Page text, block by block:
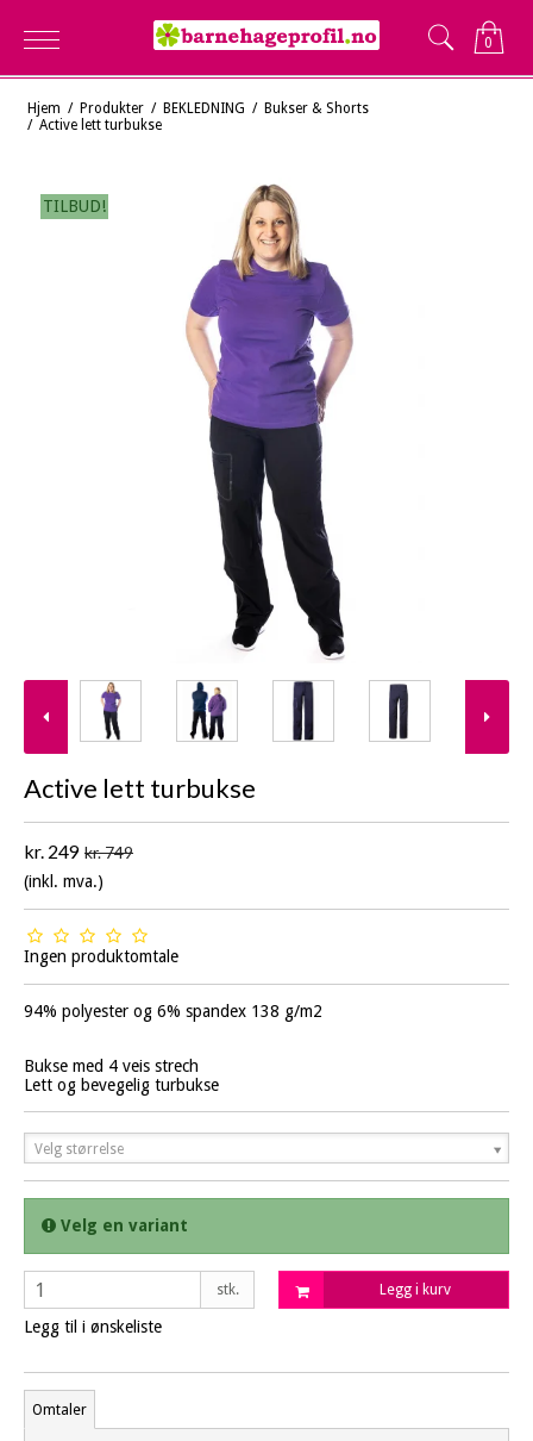
0
Hjem / Produkter / BEKLEDNING / Bukser & Shorts
/ Active lett turbukse
TILBUD!
Active lett turbukse
kr. 249 kr. 749
(inkl. mva.)
Ingen produktomtale
94% polyester og 6% spandex 138 g/m2
Bukse med 4 veis strech
Lett og bevegelig turbukse
Velg størrelse
Velg en variant
stk. Legg i kurv
Legg til i ønskeliste
Omtaler